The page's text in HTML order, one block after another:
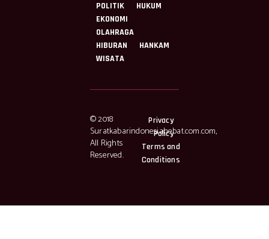
POLITIK
HUKUM
EKONOMI
OLAHRAGA
HIBURAN
HANKAM
WISATA
© 2018
Suratkabarindonesiahebat.com.com,
All Rights
Reserved.
Privacy
Policy
Terms and
Conditions